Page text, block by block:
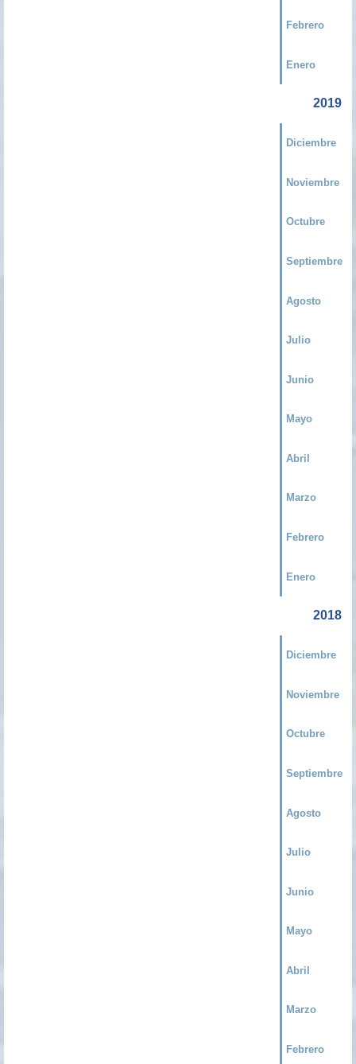
Febrero
Enero
2019
Diciembre
Noviembre
Octubre
Septiembre
Agosto
Julio
Junio
Mayo
Abril
Marzo
Febrero
Enero
2018
Diciembre
Noviembre
Octubre
Septiembre
Agosto
Julio
Junio
Mayo
Abril
Marzo
Febrero